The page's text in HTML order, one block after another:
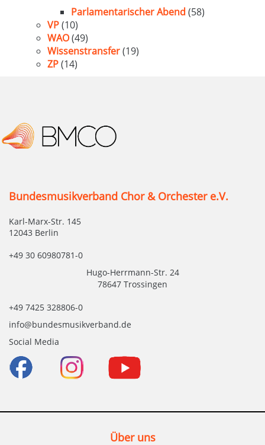
Parlamentarischer Abend (58)
VP(10)
WAO(49)
Wissenstransfer(19)
ZP(14)
Bundesmusikverband Chor & Orchester e.V.
Karl-Marx-Str. 145
12043 Berlin
+49 30 60980781-0
Hugo-Herrmann-Str. 24
78647 Trossingen
+49 7425 328806-0
info@bundesmusikverband.de
Social Media
Über uns